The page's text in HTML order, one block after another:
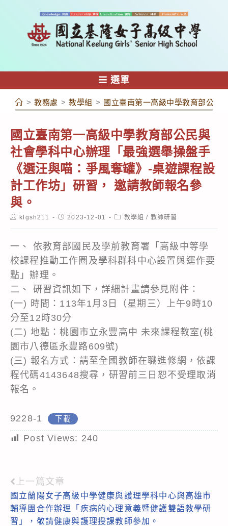
容
選單
> 教務處 > 教學組 > 國立臺南第一高級中學教育部公民
國立臺南第一高級中學教育部公民與
社會學科中心辦理「最強選舉操盤手
《選汪與喵：爭風奪罐》-桌遊課程設
計工作坊」研習， 邀請教師報名參
與。
Postklgsh211
Post2023-12-01
Post教學組 / 教師研習
一、 依教育部國民及學前教育署「高級中等學
校課程推動工作圈及學科群科中心設置與運作要
點」辦理。
二、 研習資訊如下，詳細計畫請參見附件：
(一) 時間：113年1月3日（星期三）上午9時10
分至12時30分
(二) 地點：桃園市立永豐高中 未來課程教室(桃
園市八德區永豐路609號)
(三) 報名方式：請至全國教師在職進修網，依課
程代碼4143648搜尋，研習前三日恕不受理取消
報名。
9228-1 下載
Post Views: 240
Read
more
articles
上一篇文章
國立蘭陽女子高級中學健康與護理學科中心與高雄市
輔導團合作辦理「疾病的心理意義暨健護雙語教學研
習」，敬請健康與護理授課教師參加。